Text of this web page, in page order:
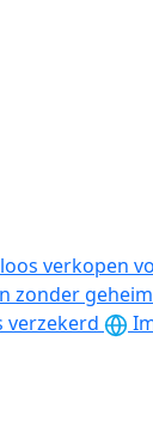
verkopen
zonder
verzekerd